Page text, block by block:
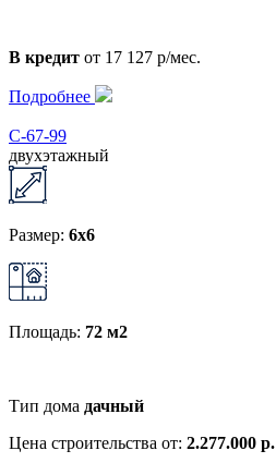
В кредит от 17 127 р/мес.
Подробнее
С-67-99
двухэтажный
Размер: 6x6
Площадь: 72 м2
Тип дома дачный
Цена строительства от: 2.277.000 р.